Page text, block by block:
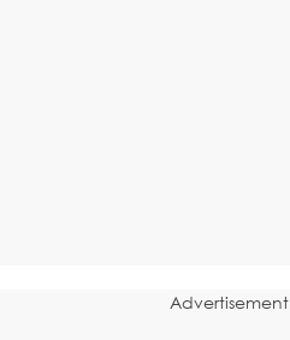
Advertisement